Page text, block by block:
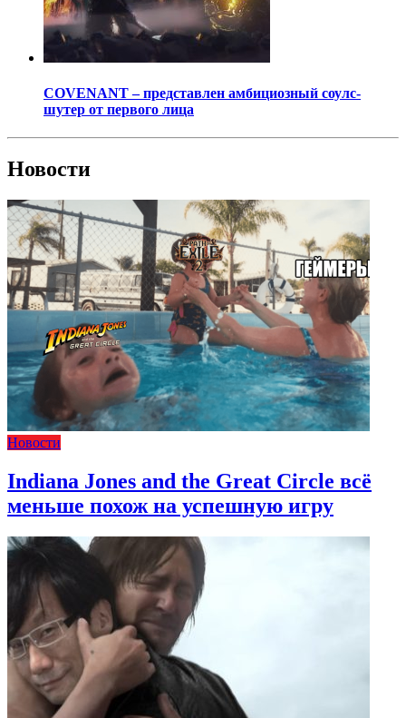
COVENANT – представлен амбициозный соулс-
шутер от первого лица
Новости
Новости
Indiana Jones and the Great Circle всё
меньше похож на успешную игру